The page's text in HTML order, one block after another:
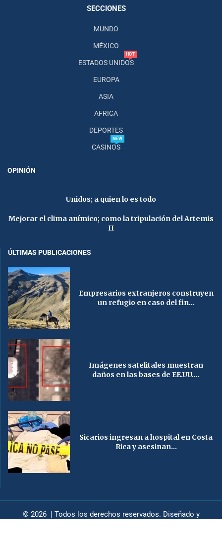
SECCIONES
MUNDO
MÉXICO
ESTADOS UNIDOS
HOT
EUROPA
ASIA
AFRICA
DEPORTES
CASINOS
NEW
OPINIÓN
Unidos; a quien lo es todo
Mejorar el clima anímico; como la tripulación del Artemis
II
ÚLTIMAS PUBLICACIONES
Empresarios extranjeros construyen
un refugio en caso del fin...
Imágenes satelitales muestran
daños en las bases de EE.UU....
Sicarios ingresan a hospital en Costa
Rica y asesinan...
© 2026 | Todos los derechos reservados. Diseñado y